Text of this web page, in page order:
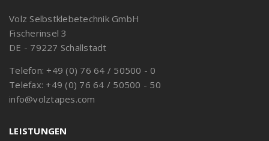
Volz Selbstklebetechnik GmbH
Fischerinsel 3
DE - 79227 Schallstadt
Telefon: +49 (0) 76 64 / 50500 - 0
Telefax: +49 (0) 76 64 / 50500 - 50
info@volztapes.com
LEISTUNGEN